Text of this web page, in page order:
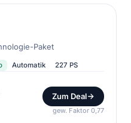
Paket
Automatik 227 PS
Zum Deal
gew. Faktor 0,77